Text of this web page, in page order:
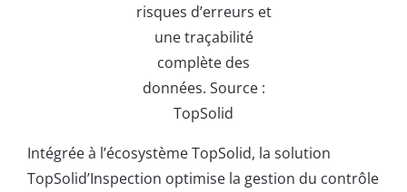
risques d’erreurs et
une traçabilité
complète des
données. Source :
TopSolid
Intégrée à l’écosystème TopSolid, la solution
TopSolid’Inspection optimise la gestion du contrôle